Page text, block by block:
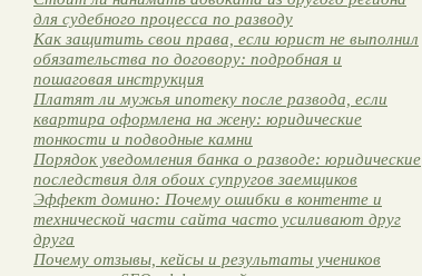
для судебного процесса по разводу
Как защитить свои права, если юрист не выполнил
обязательства по договору: подробная и
пошаговая инструкция
Платят ли мужья ипотеку после развода, если
квартира оформлена на жену: юридические
тонкости и подводные камни
Порядок уведомления банка о разводе: юридические
последствия для обоих супругов заемщиков
Эффект домино: Почему ошибки в контенте и
технической части сайта часто усиливают друг
друга
Почему отзывы, кейсы и результаты учеников